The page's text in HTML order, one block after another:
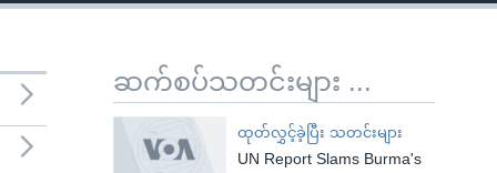
ဆက်စပ်သတင်းများ ...
ထုတ်လွှင့်ခဲ့ပြီး သတင်းများ
UN Report Slams Burma's